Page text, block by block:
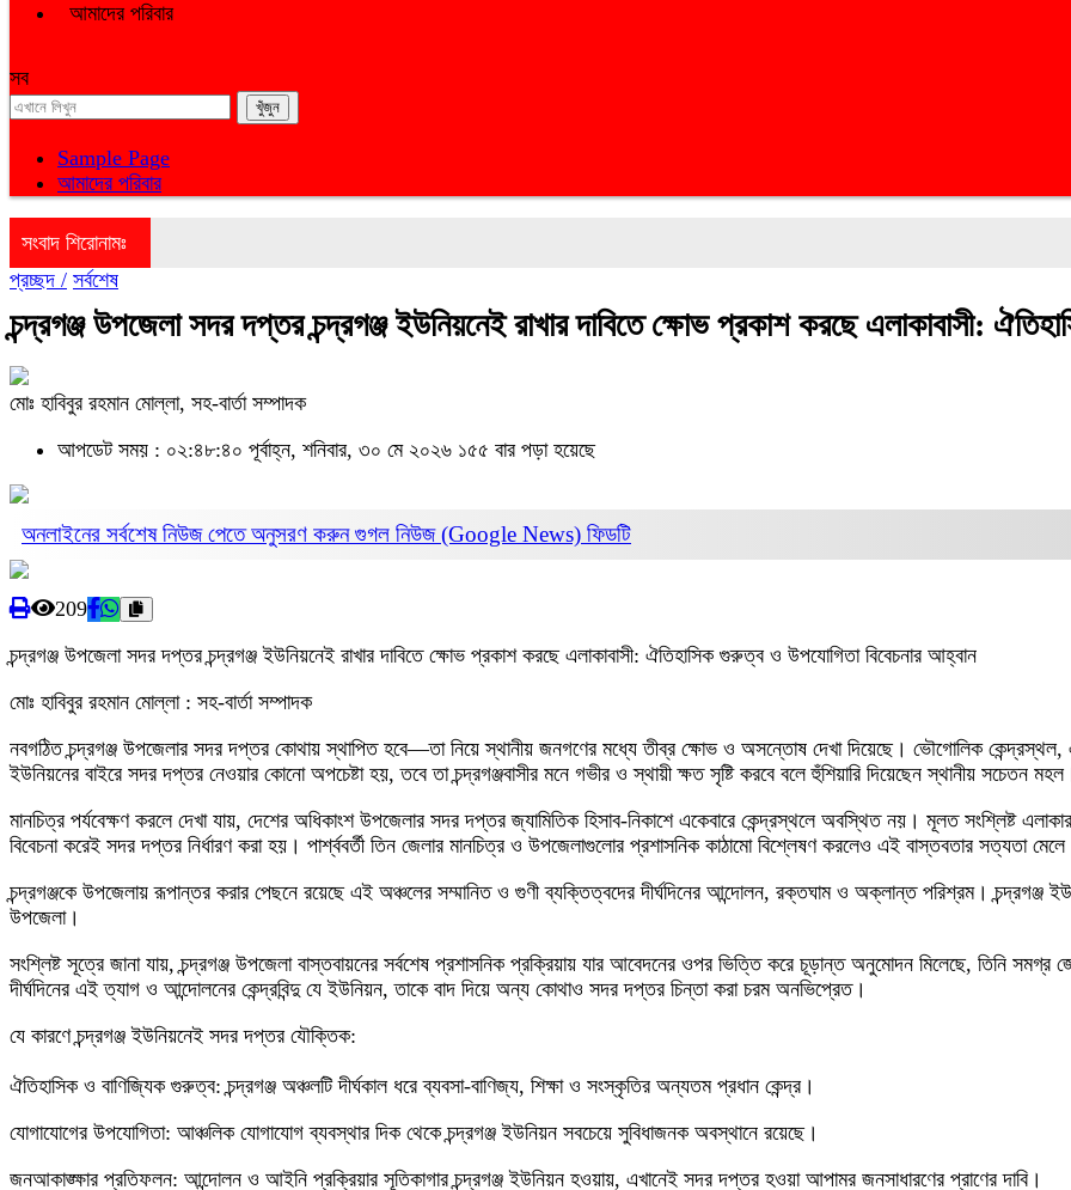
আমাদের পরিবার
সব
Sample Page
আমাদের পরিবার
সংবাদ শিরোনামঃ
প্রচ্ছদ / সর্বশেষ
চন্দ্রগঞ্জ উপজেলা সদর দপ্তর চন্দ্রগঞ্জ ইউনিয়নেই রাখার দাবিতে ক্ষোভ প্রকাশ করছে এলাকাবাসী:
মোঃ হাবিবুর রহমান মোল্লা, সহ-বার্তা সম্পাদক
আপডেট সময় : ০২:৪৮:৪০ পূর্বাহ্ন, শনিবার, ৩০ মে ২০২৬ ১৫৫ বার পড়া হয়েছে
অনলাইনের সর্বশেষ নিউজ পেতে অনুসরণ করুনগুগল নিউজ (Google News) ফিডটি
209
চন্দ্রগঞ্জ উপজেলা সদর দপ্তর চন্দ্রগঞ্জ ইউনিয়নেই রাখার দাবিতে ক্ষোভ প্রকাশ করছে এলাকাবাসী: ঐতিহাসিক গুরুত্ব ও উপযোগিতা বিবেচনার আহ্বান
মোঃ হাবিবুর রহমান মোল্লা : সহ-বার্তা সম্পাদক
নবগঠিত চন্দ্রগঞ্জ উপজেলার সদর দপ্তর কোথায় স্থাপিত হবে—তা নিয়ে স্থানীয় জনগণের মধ্যে তীব্র ক্ষোভ ও অসন্তোষ দেখা দিয়েছে। ভৌগোলিক কেন্দ্রস্থল,
ইউনিয়নের বাইরে সদর দপ্তর নেওয়ার কোনো অপচেষ্টা হয়, তবে তা চন্দ্রগঞ্জবাসীর মনে গভীর ও স্থায়ী ক্ষত সৃষ্টি করবে বলে হুঁশিয়ারি দিয়েছেন স্থানীয় সচেতন
​মানচিত্র পর্যবেক্ষণ করলে দেখা যায়, দেশের অধিকাংশ উপজেলার সদর দপ্তর জ্যামিতিক হিসাব-নিকাশে একেবারে কেন্দ্রস্থলে অবস্থিত নয়। মূলত সংশ্লিষ্ট
বিবেচনা করেই সদর দপ্তর নির্ধারণ করা হয়। পার্শ্ববর্তী তিন জেলার মানচিত্র ও উপজেলাগুলোর প্রশাসনিক কাঠামো বিশ্লেষণ করলেও এই বাস্তবতার সত্যতা
​চন্দ্রগঞ্জকে উপজেলায় রূপান্তর করার পেছনে রয়েছে এই অঞ্চলের সম্মানিত ও গুণী ব্যক্তিত্বদের দীর্ঘদিনের আন্দোলন, রক্তঘাম ও অক্লান্ত পরিশ্রম। চন্দ্রগঞ্জ
উপজেলা।
​সংশ্লিষ্ট সূত্রে জানা যায়, চন্দ্রগঞ্জ উপজেলা বাস্তবায়নের সর্বশেষ প্রশাসনিক প্রক্রিয়ায় যার আবেদনের ওপর ভিত্তি করে চূড়ান্ত অনুমোদন মিলেছে, তিনি সমগ্র
দীর্ঘদিনের এই ত্যাগ ও আন্দোলনের কেন্দ্রবিন্দু যে ইউনিয়ন, তাকে বাদ দিয়ে অন্য কোথাও সদর দপ্তর চিন্তা করা চরম অনভিপ্রেত।
​যে কারণে চন্দ্রগঞ্জ ইউনিয়নেই সদর দপ্তর যৌক্তিক:
ঐতিহাসিক ও বাণিজ্যিক গুরুত্ব: চন্দ্রগঞ্জ অঞ্চলটি দীর্ঘকাল ধরে ব্যবসা-বাণিজ্য, শিক্ষা ও সংস্কৃতির অন্যতম প্রধান কেন্দ্র।
​যোগাযোগের উপযোগিতা: আঞ্চলিক যোগাযোগ ব্যবস্থার দিক থেকে চন্দ্রগঞ্জ ইউনিয়ন সবচেয়ে সুবিধাজনক অবস্থানে রয়েছে।
​জনআকাঙ্ক্ষার প্রতিফলন: আন্দোলন ও আইনি প্রক্রিয়ার সূতিকাগার চন্দ্রগঞ্জ ইউনিয়ন হওয়ায়, এখানেই সদর দপ্তর হওয়া আপামর জনসাধারণের প্রাণের দাবি।